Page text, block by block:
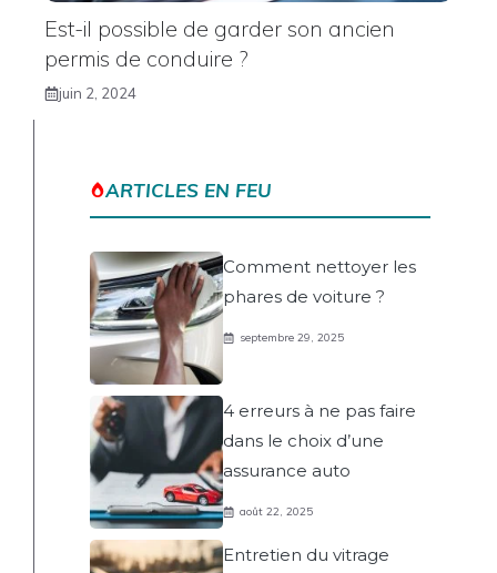
Est-il possible de garder son ancien
permis de conduire ?
juin 2, 2024
ARTICLES EN FEU
Comment nettoyer les
phares de voiture ?
septembre 29, 2025
4 erreurs à ne pas faire
dans le choix d’une
assurance auto
août 22, 2025
Entretien du vitrage